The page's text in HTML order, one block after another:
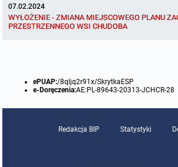
Ochrona danych osobowych
Gminna Komisja Rozwiązywania Problemów
07.02.2024
WYŁOŻENIE - ZMIANA MIEJSCOWEGO PLANU
PRZESTRZENNEGO WSI CHUDOBA
ePUAP:/8qljq2r91x/SkrytkaESP
e-Doręczenia:AE:PL-89643-20313-JCHCR-28
Redakcja BIP Statystyki